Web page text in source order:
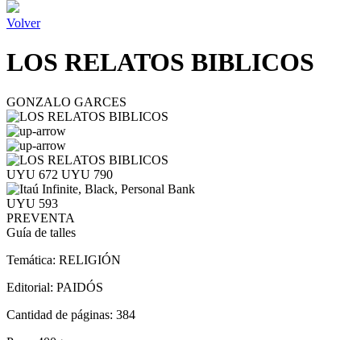
Volver
LOS RELATOS BIBLICOS
GONZALO GARCES
UYU 672 UYU 790
UYU 593
PREVENTA
Guía de talles
Temática: RELIGIÓN
Editorial: PAIDÓS
Cantidad de páginas: 384